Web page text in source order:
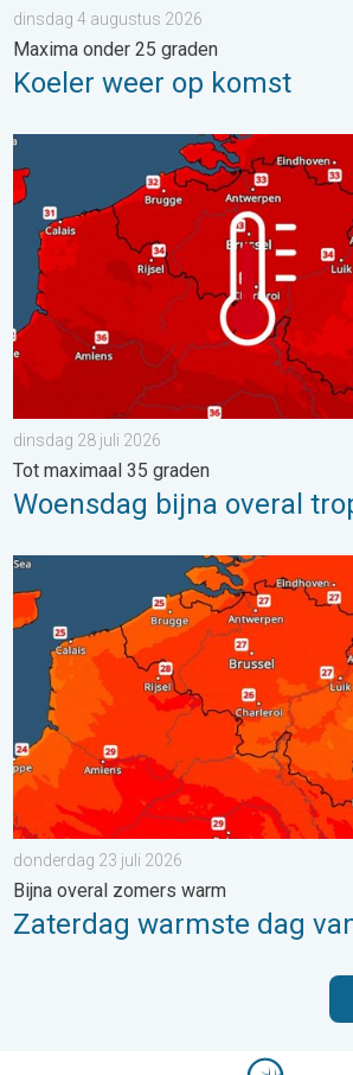
dinsdag 4 augustus 2026
Maxima onder 25 graden
Koeler weer op komst
Woensdag bijna overal tropisch warm.
dinsdag 28 juli 2026
Tot maximaal 35 graden
Woensdag bijna overal
Zaterdag warmste dag van de week.
donderdag 23 juli 2026
Bijna overal zomers warm
Zaterdag warmste dag